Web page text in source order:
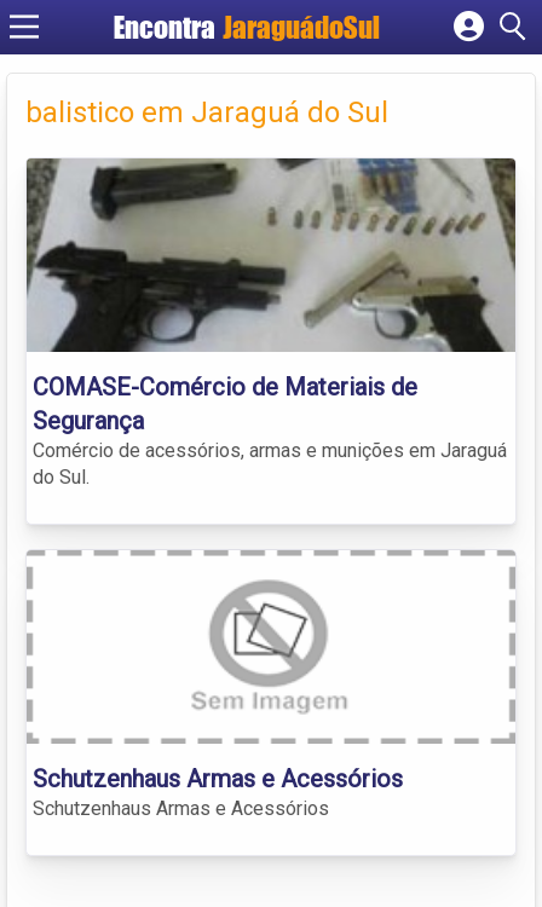
Encontra JaraguádoSul
Cadastrar empresa
Criar conta
balistico em Jaraguá do Sul
COMASE-Comércio de Materiais de
Segurança
Comércio de acessórios, armas e munições em Jaraguá
do Sul.
Schutzenhaus Armas e Acessórios
Schutzenhaus Armas e Acessórios